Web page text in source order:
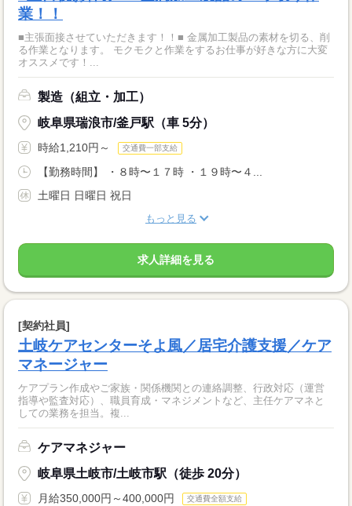
業！！
■主張面接させていただきます！！■ 金属加工製品の素材を切る、削
る作業となります。 モクモクと作業をするお仕事が好きな方に大変
オススメです！...
製造（組立・加工）
岐阜県瑞浪市/釜戸駅（車 5分）
時給1,210円～ 交通費一部支給
【勤務時間】 ・８時〜１７時 ・１９時〜４...
土曜日 日曜日 祝日
もっと見る
求人詳細を見る
[契約社員]
土岐ケアセンターそよ風／居宅介護支援／ケア
マネージャー
ケアプラン作成やご家族・関係機関との連絡調整、行政対応（運営
指導や監査対応）、職員育成・マネジメントなど、主任ケアマネと
しての業務を担当。複...
ケアマネジャー
岐阜県土岐市/土岐市駅（徒歩 20分）
月給350,000円～400,000円 交通費全額支給